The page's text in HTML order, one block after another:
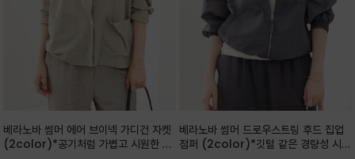
베라노바 썸머 에어 브이넥 가디건 자켓
(2color)*공기처럼 가볍고 시원한 나
베라노바 썸머 드로우스트링 후드 집업
점퍼 (2color)*깃털 같은 경량성 시원